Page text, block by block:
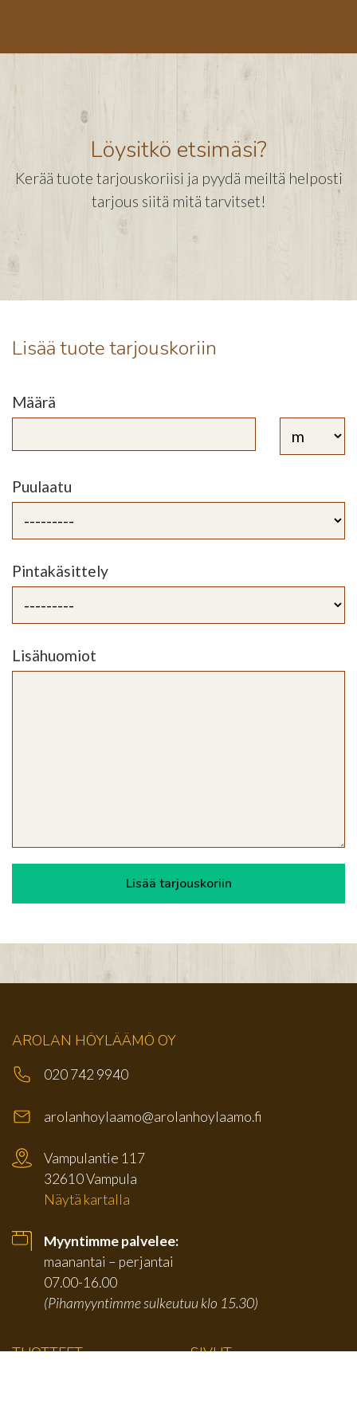
Löysitkö etsimäsi?
Kerää tuote tarjouskoriisi ja pyydä meiltä helposti
tarjous siitä mitä tarvitset!
Lisää tuote tarjouskoriin
Määrä
Puulaatu
Pintakäsittely
Lisähuomiot
AROLAN HÖYLÄÄMÖ OY
020 742 9940
arolanhoylaamo@arolanhoylaamo.fi
Vampulantie 117
32610 Vampula
Näytä kartalla
Myyntimme palvelee:
maanantai – perjantai
07.00-16.00
(Pihamyyntimme sulkeutuu klo 15.30)
TUOTTEET SIVUT